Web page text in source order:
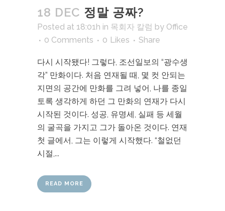
18 DEC 정말 공짜?
Posted at 18:01h in 목회자 칼럼 by Office
0 Comments
0 Likes Share
다시 시작됐다! 그렇다, 조선일보의 “광수생
각” 만화이다. 처음 연재될 때, 몇 컷 안되는
지면의 공간에 만화를 그려 넣어, 나를 종일
토록 생각하게 하던 그 만화의 연재가 다시
시작된 것이다. 성공, 유명세, 실패 등 세월
의 굴곡을 가지고 그가 돌아온 것이다. 연재
첫 글에서, 그는 이렇게 시작했다. “철없던
시절,...
READ MORE